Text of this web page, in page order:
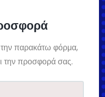
παρακάτω φόρμα,
την προσφορά σας.